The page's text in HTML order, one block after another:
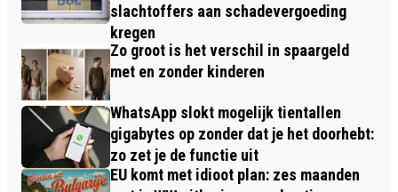
slachtoffers aan schadevergoeding
kregen
Zo groot is het verschil in spaargeld
met en zonder kinderen
WhatsApp slokt mogelijk tientallen
gigabytes op zonder dat je het doorhebt:
zo zet je de functie uit
EU komt met idioot plan: zes maanden